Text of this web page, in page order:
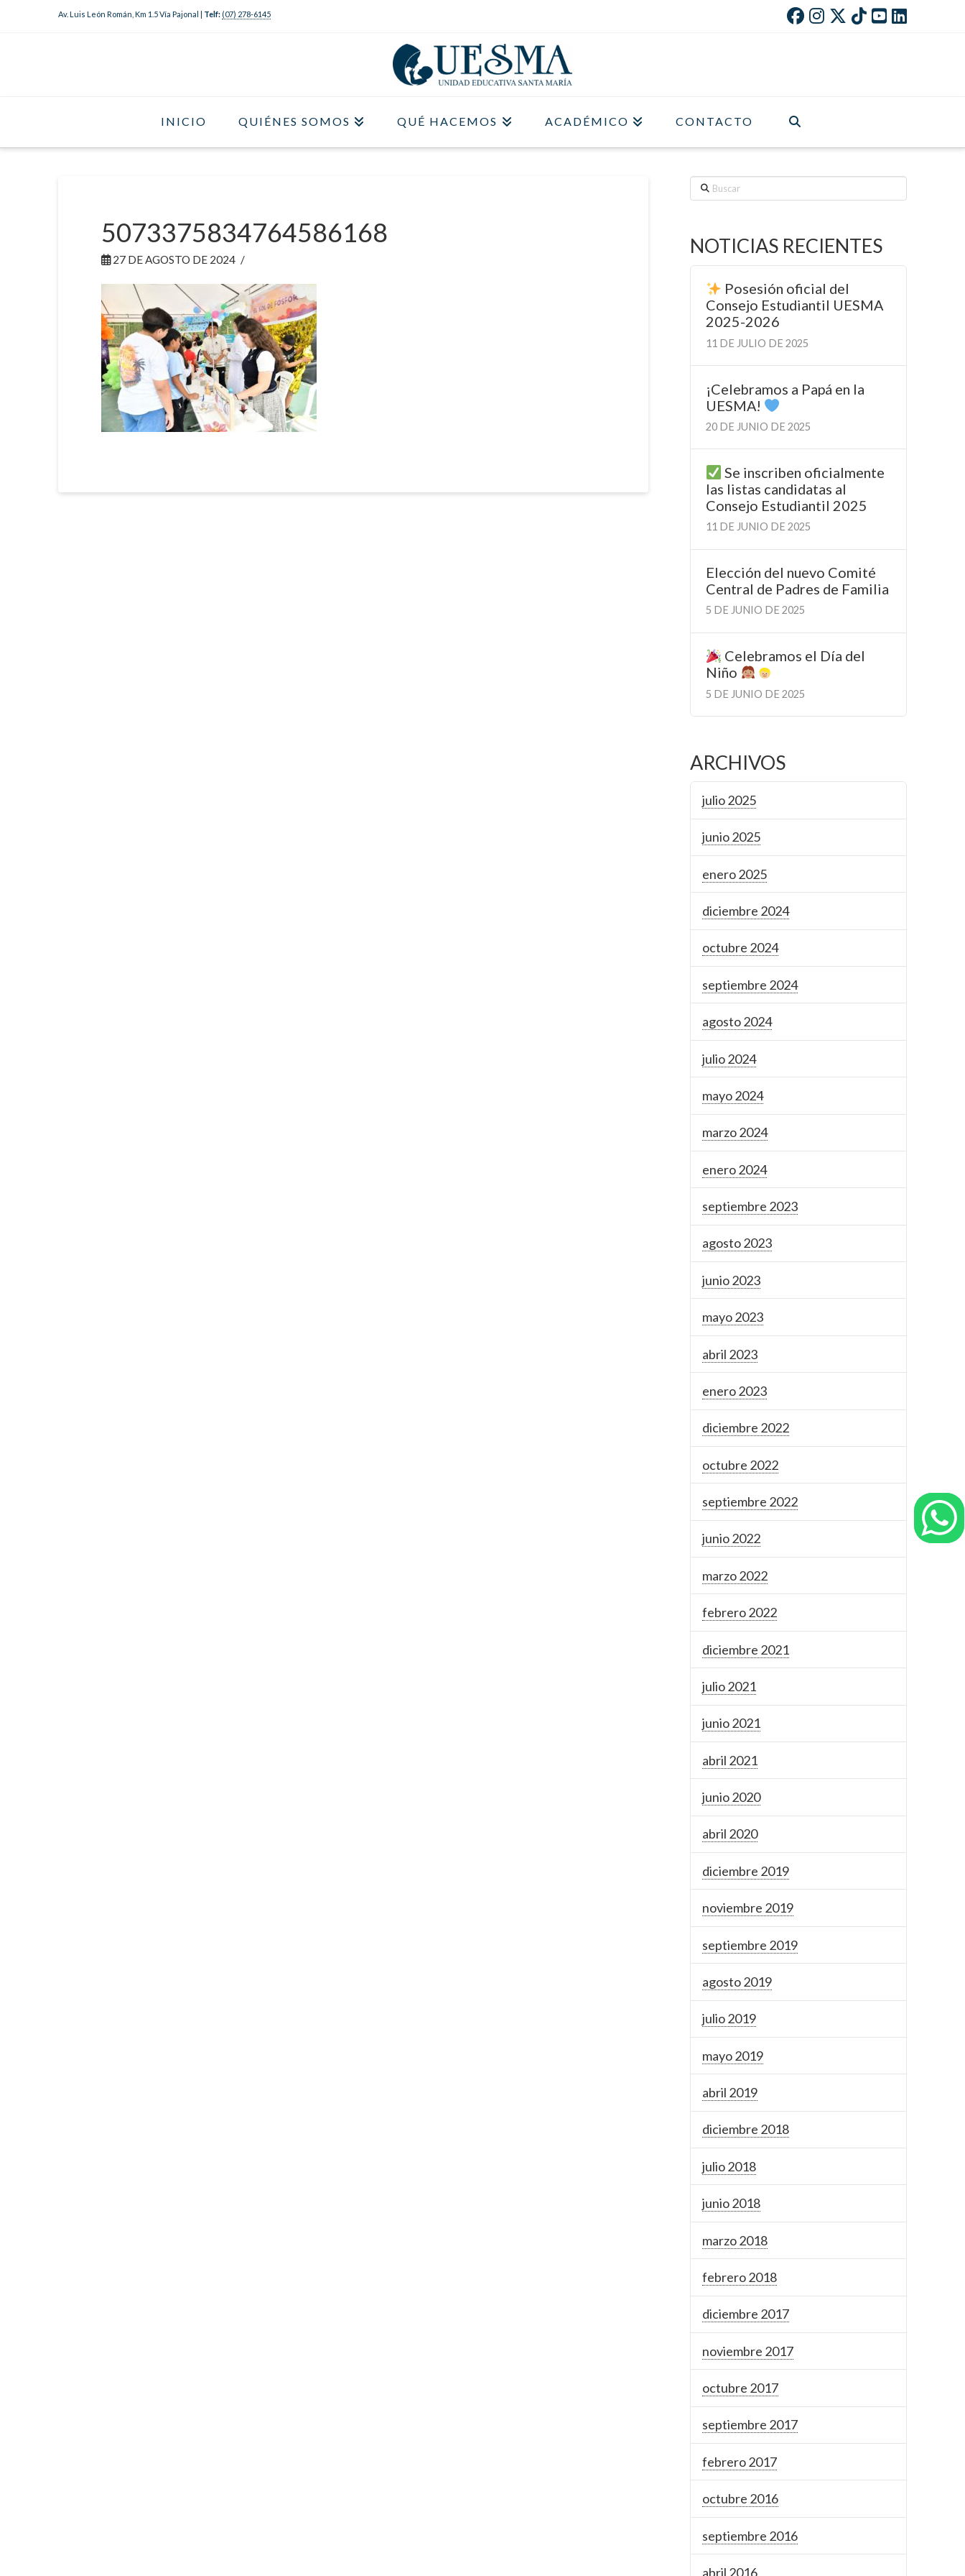
Av. Luis León Román, Km 1.5 Vía Pajonal | Telf: (07) 278-6145
INICIO QUIÉNES SOMOS QUÉ HACEMOS ACADÉMICO CONTACTO
5073375834764586168
27 DE AGOSTO DE 2024
Buscar
NOTICIAS RECIENTES
Posesión oficial del
Consejo Estudiantil UESMA
2025-2026
11 DE JULIO DE 2025
¡Celebramos a Papá en la
UESMA!
20 DE JUNIO DE 2025
Se inscriben oficialmente
las listas candidatas al
Consejo Estudiantil 2025
11 DE JUNIO DE 2025
Elección del nuevo Comité
Central de Padres de Familia
5 DE JUNIO DE 2025
Celebramos el Día del
Niño
5 DE JUNIO DE 2025
ARCHIVOS
julio 2025
junio 2025
enero 2025
diciembre 2024
octubre 2024
septiembre 2024
agosto 2024
julio 2024
mayo 2024
marzo 2024
enero 2024
septiembre 2023
agosto 2023
junio 2023
mayo 2023
abril 2023
enero 2023
diciembre 2022
octubre 2022
septiembre 2022
junio 2022
marzo 2022
febrero 2022
diciembre 2021
julio 2021
junio 2021
abril 2021
junio 2020
abril 2020
diciembre 2019
noviembre 2019
septiembre 2019
agosto 2019
julio 2019
mayo 2019
abril 2019
diciembre 2018
julio 2018
junio 2018
marzo 2018
febrero 2018
diciembre 2017
noviembre 2017
octubre 2017
septiembre 2017
febrero 2017
octubre 2016
septiembre 2016
abril 2016